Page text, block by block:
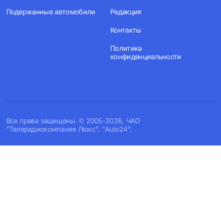
Все права защищены. © 2005-2026, ЧАО
"Телерадиокомпания Люкс". "Auto24".
Подержанные автомобили Редакция
Контакты
Политика
конфиденциальности